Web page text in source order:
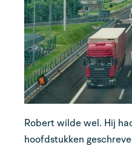
Robert wilde wel. Hij
hoofdstukken